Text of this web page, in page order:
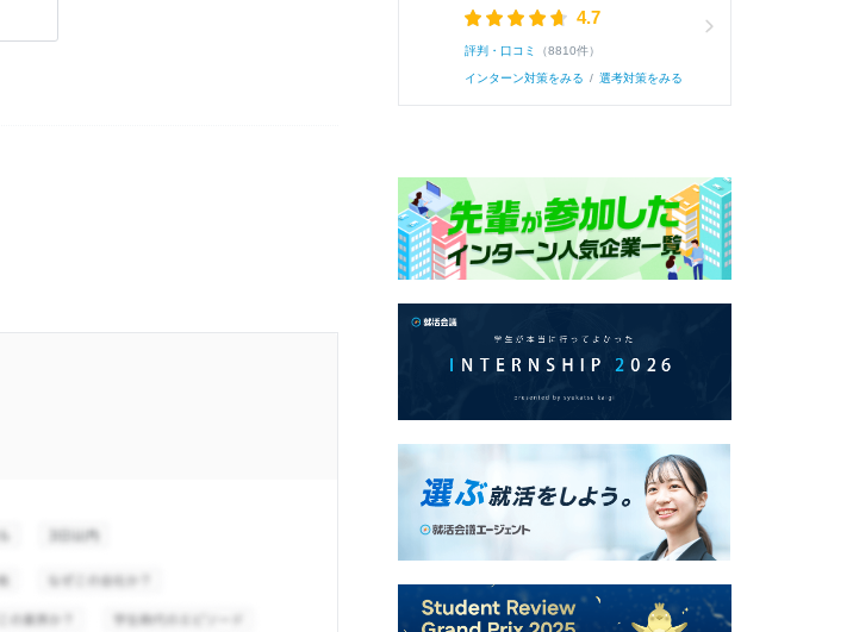
4.7
評判・口コミ （8810件）
インターン対策をみる / 選考対策をみる